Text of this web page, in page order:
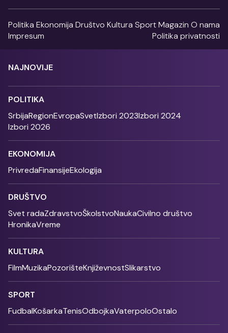
Politika Ekonomija Društvo Kultura SportMagazin O nama
Impresum
Politika privatnosti
NAJNOVIJE
POLITIKA
SrbijaRegionEvropaSvetIzbori 2023Izbori 2024
Izbori 2026
EKONOMIJA
PrivredaFinansijeEkologija
DRUŠTVO
Svet radaZdravstvoŠkolstvoNaukaCivilno društvo
HronikaVreme
KULTURA
FilmMuzikaPozorišteKnjiževnostSlikarstvo
SPORT
FudbalKošarkaTenisOdbojkaVaterpoloOstalo